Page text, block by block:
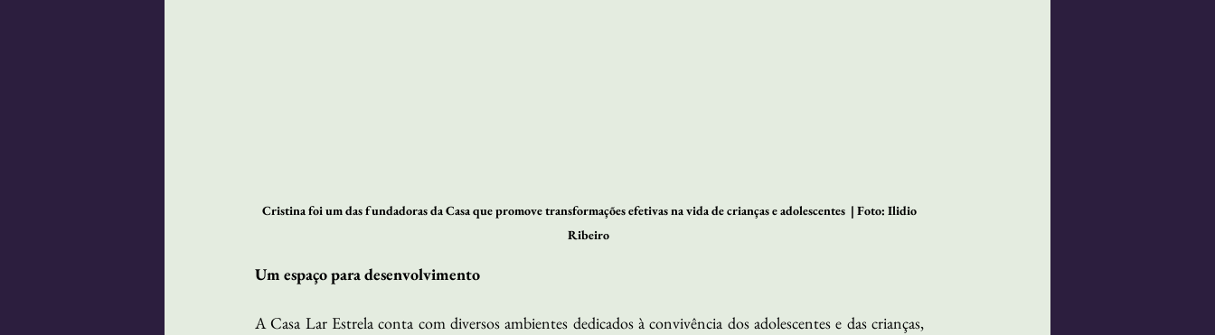
Cristina foi um das fundadoras da Casa que promove transformações efetivas na vida de crianças e adolescentes  | Foto: Ilidio
Ribeiro
Um espaço para desenvolvimento
A Casa Lar Estrela conta com diversos ambientes dedicados à convivência dos adolescentes e das crianças,